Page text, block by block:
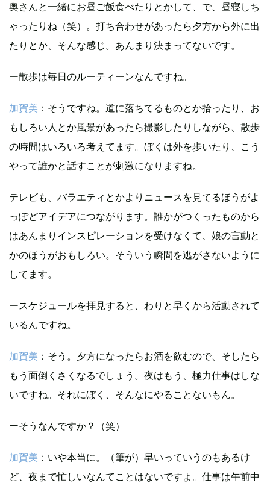
奥さんと一緒にお昼ご飯食べたりとかして、で、昼寝しち
ゃったりね（笑）。打ち合わせがあったら夕方から外に出
たりとか、そんな感じ。あんまり決まってないです。
ー散歩は毎日のルーティーンなんですね。
加賀美 ：そうですね。道に落ちてるものとか拾ったり、お
もしろい人とか風景があったら撮影したりしながら、散歩
の時間はいろいろ考えてます。ぼくは外を歩いたり、こう
やって誰かと話すことが刺激になりますね。
テレビも、バラエティとかよりニュースを見てるほうがよ
っぽどアイデアにつながります。誰かがつくったものから
はあんまりインスピレーションを受けなくて、娘の言動と
かのほうがおもしろい。そういう瞬間を逃がさないように
してます。
ースケジュールを拝見すると、わりと早くから活動されて
いるんですね。
加賀美 ：そう。夕方になったらお酒を飲むので、そしたら
もう面倒くさくなるでしょう。夜はもう、極力仕事はしな
いですね。それにぼく、そんなにやることないもん。
ーそうなんですか？（笑）
加賀美 ：いや本当に。（筆が）早いっていうのもあるけ
ど、夜まで忙しいなんてことはないですよ。仕事は午前中